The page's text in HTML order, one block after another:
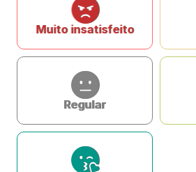
Muito insatisfeito
Regular